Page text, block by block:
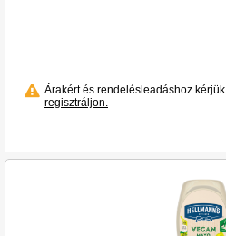
Árakért és rendelésleadáshoz kérjük
regisztráljon.